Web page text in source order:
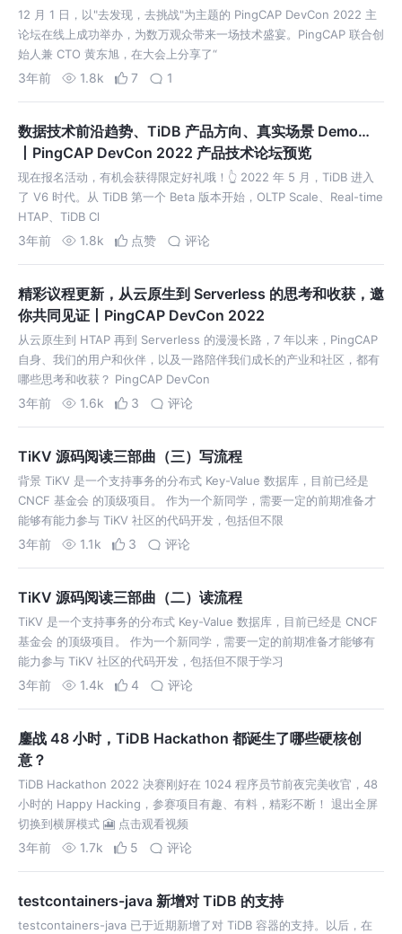
12 月 1 日，以"去发现，去挑战"为主题的 PingCAP DevCon 2022 主
论坛在线上成功举办，为数万观众带来一场技术盛宴。PingCAP 联合创
始人兼 CTO 黄东旭，在大会上分享了“
3年前 1.8k 7 1
数据技术前沿趋势、TiDB 产品方向、真实场景 Demo…
丨PingCAP DevCon 2022 产品技术论坛预览
现在报名活动，有机会获得限定好礼哦！👆 2022 年 5 月，TiDB 进入
了 V6 时代。从 TiDB 第一个 Beta 版本开始，OLTP Scale、Real-time
HTAP、TiDB Cl
3年前 1.8k 点赞 评论
精彩议程更新，从云原生到 Serverless 的思考和收获，邀
你共同见证丨PingCAP DevCon 2022
从云原生到 HTAP 再到 Serverless 的漫漫长路，7 年以来，PingCAP
自身、我们的用户和伙伴，以及一路陪伴我们成长的产业和社区，都有
哪些思考和收获？ PingCAP DevCon
3年前 1.6k 3 评论
TiKV 源码阅读三部曲（三）写流程
背景 TiKV 是一个支持事务的分布式 Key-Value 数据库，目前已经是
CNCF 基金会 的顶级项目。 作为一个新同学，需要一定的前期准备才
能够有能力参与 TiKV 社区的代码开发，包括但不限
3年前 1.1k 3 评论
TiKV 源码阅读三部曲（二）读流程
TiKV 是一个支持事务的分布式 Key-Value 数据库，目前已经是 CNCF
基金会 的顶级项目。 作为一个新同学，需要一定的前期准备才能够有
能力参与 TiKV 社区的代码开发，包括但不限于学习
3年前 1.4k 4 评论
鏖战 48 小时，TiDB Hackathon 都诞生了哪些硬核创
意？
TiDB Hackathon 2022 决赛刚好在 1024 程序员节前夜完美收官，48
小时的 Happy Hacking，参赛项目有趣、有料，精彩不断！ 退出全屏
切换到横屏模式 🎦 点击观看视频
3年前 1.7k 5 评论
testcontainers-java 新增对 TiDB 的支持
testcontainers-java 已于近期新增了对 TiDB 容器的支持。以后，在